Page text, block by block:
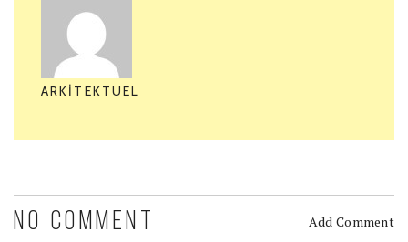
ARKITEKTUEL
NO COMMENT Add Comment